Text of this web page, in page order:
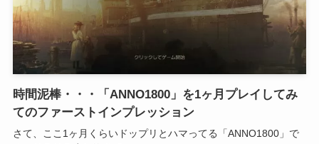
時間泥棒・・・「ANNO1800」を1ヶ月プレイしてみ
てのファーストインプレッション
さて、ここ1ヶ月くらいドップリとハマってる「ANNO1800」で